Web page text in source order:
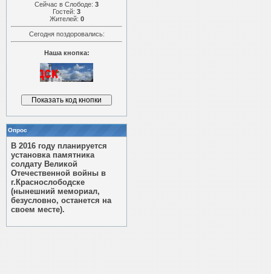
Сейчас в Слободе: 3
Гостей: 3
Жителей: 0
Сегодня поздоровались:
Наша кнопка:
Опрос
В 2016 году планируется
установка памятника
солдату Великой
Отечественной войны в
г.Краснослободске
(нынешний мемориал,
безусловно, останется на
своем месте).